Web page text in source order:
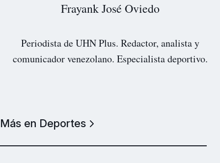
Frayank José Oviedo
Periodista de UHN Plus. Redactor, analista y
comunicador venezolano. Especialista deportivo.
Más en Deportes